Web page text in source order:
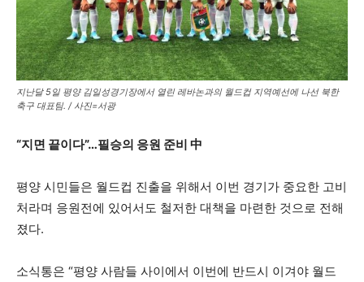
지난달 5일 평양 김일성경기장에서 열린 레바논과의 월드컵 지역예선에 나선 북한
축구 대표팀. / 사진=서광
“지면 끝이다”…필승의 응원 준비 中
평양 시민들은 월드컵 진출을 위해서 이번 경기가 중요한 고비
처라며 응원전에 있어서도 철저한 대책을 마련한 것으로 전해
졌다.
소식통은 “평양 사람들 사이에서 이번에 반드시 이겨야 월드